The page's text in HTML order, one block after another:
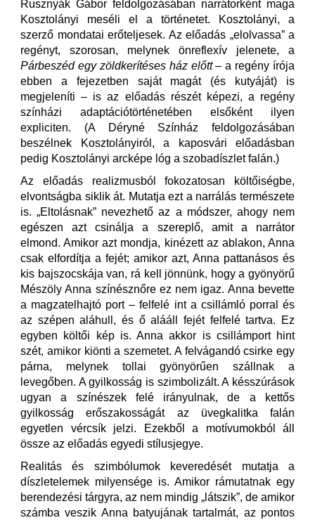
Rusznyák Gábor feldolgozásában narrátorként maga
Kosztolányi meséli el a történetet. Kosztolányi, a
szerző mondatai erőteljesek. Az előadás „elolvassa” a
regényt, szorosan, melynek önreflexív jelenete, a
Párbeszéd egy zöldkerítéses ház előtt– a regény írója
ebben a fejezetben saját magát (és kutyáját) is
megjeleníti – is az előadás részét képezi, a regény
színházi adaptációtörténetében elsőként ilyen
expliciten. (A Déryné Színház feldolgozásában
beszélnek Kosztolányiról, a kaposvári előadásban
pedig Kosztolányi arcképe lóg a szobadíszlet falán.)
Az előadás realizmusból fokozatosan költőiségbe,
elvontságba siklik át. Mutatja ezt a narrálás természete
is. „Eltolásnak” nevezhető az a módszer, ahogy nem
egészen azt csinálja a szereplő, amit a narrátor
elmond. Amikor azt mondja, kinézett az ablakon, Anna
csak elfordítja a fejét; amikor azt, Anna pattanásos és
kis bajszocskája van, rá kell jönnünk, hogy a gyönyörű
Mészöly Anna színésznőre ez nem igaz. Anna bevette
a magzatelhajtó port – felfelé int a csillámló porral és
az szépen aláhull, és ő alááll fejét felfelé tartva. Ez
egyben költői kép is. Anna akkor is csillámport hint
szét, amikor kiönti a szemetet. A felvágandó csirke egy
párna, melynek tollai gyönyörűen szállnak a
levegőben. A gyilkosság is szimbolizált. A késszúrások
ugyan a színészek felé irányulnak, de a kettős
gyilkosság erőszakosságát az üvegkalitka falán
egyetlen vércsík jelzi. Ezekből a motívumokból áll
össze az előadás egyedi stílusjegye.
Realitás és szimbólumok keveredését mutatja a
díszletelemek milyensége is. Amikor rámutatnak egy
berendezési tárgyra, az nem mindig „látszik”, de amikor
számba veszik Anna batyujának tartalmát, az pontos